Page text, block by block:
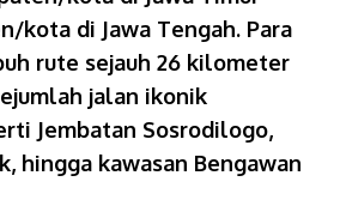
kota di Jawa Tengah. Para
rute sejauh 26 kilometer
jalan ikonik
Jembatan Sosrodilogo,
hingga kawasan Bengawan